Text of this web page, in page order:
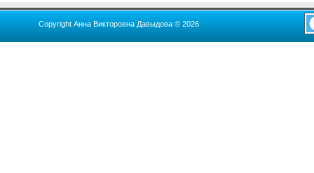
Copyright Анна Викторовна Давыдова © 2026